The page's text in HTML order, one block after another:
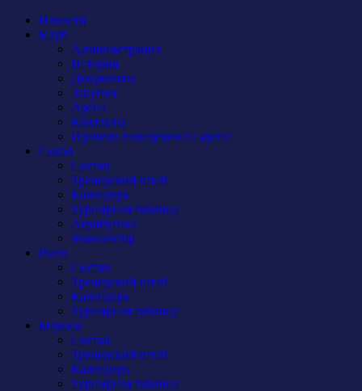
Новости
Клуб
Администрация
История
Документы
Закупки
Арена
Контакты
Правила поведения на арене
Сокол
Состав
Тренерский штаб
Календарь
Турнирная таблица
Атрибутика
Фан-сектор
Рыси
Состав
Тренерский штаб
Календарь
Турнирная таблица
Бирюса
Состав
Тренерский штаб
Календарь
Турнирная таблица